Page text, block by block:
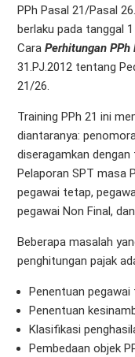
PPh Pasal 21/Pasal
berlaku pada tanggal
Cara Perhitungan PPh
31.PJ.2012 tentang
21/26.
Training PPh 21 ini
diantaranya:
diseragamkan
Pelaporan SPT masa
pegawai tetap,
pegawai Non Final,
Beberapa masalah
penghitungan pajak
Penentuan
Penentuan
Klasifikasi
Pembedaan objek